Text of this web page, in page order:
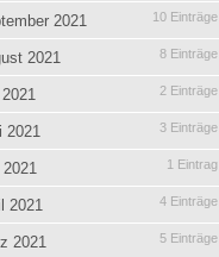
2021 10 Einträge
2021 8 Einträge
2 Einträge
2021 3 Einträge
2021 1 Eintrag
2021 4 Einträge
2021 5 Einträge